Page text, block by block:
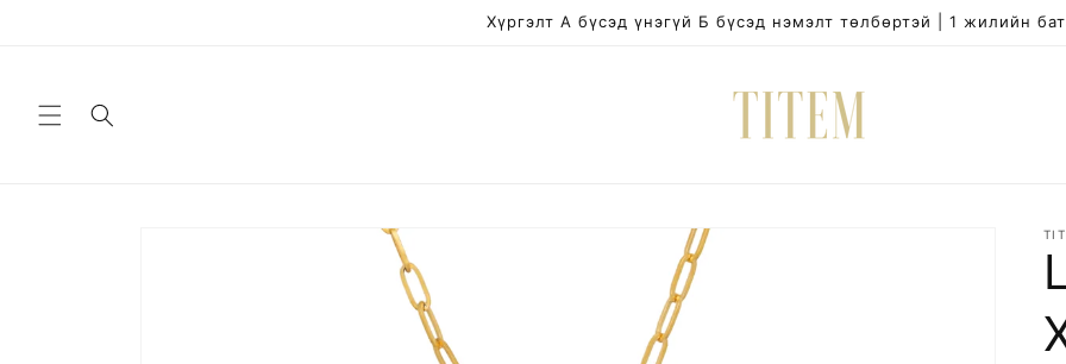
Хүргэлт А бүсэд үнэгүй Б бүсэд нэмэлт төлбөртэй | 1 жилийн